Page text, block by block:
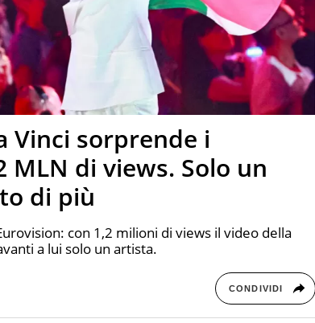
Vinci sorprende i
MLN di views. Solo un
di più
con 1,2 milioni di views il video della
a lui solo un artista.
CONDIVIDI